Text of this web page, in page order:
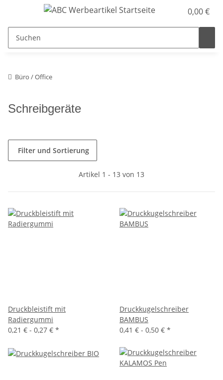
0,00 €
Büro / Office
Schreibgeräte
Filter und Sortierung
Artikel 1 - 13 von 13
Druckbleistift mit
Radiergummi
0,21 € - 0,27 € *
Druckkugelschreiber
BAMBUS
0,41 € - 0,50 € *